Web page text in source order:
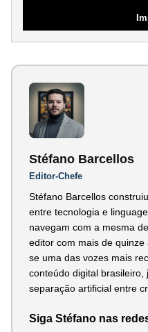
Stéfano Barcellos
Editor-Chefe
Stéfano Barcellos
entre tecnologia e
navegam com a mesma
editor com mais de
se uma das vozes mais
conteúdo digital
separação artificial entre
Siga Stéfano nas